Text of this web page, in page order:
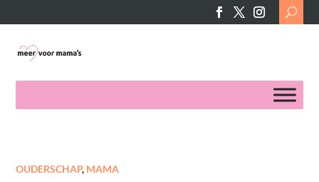
Search
for:
OUDERSCHAP, MAMA